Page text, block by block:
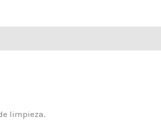
limpieza.